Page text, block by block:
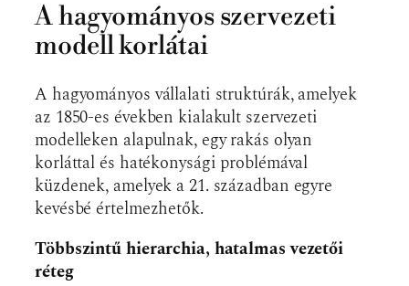
A hagyományos szervezeti
modell korlátai
A hagyományos vállalati struktúrák, amelyek
az 1850-es években kialakult szervezeti
modelleken alapulnak, egy rakás olyan
korláttal és hatékonysági problémával
küzdenek, amelyek a 21. században egyre
kevésbé értelmezhetők.
Többszintű hierarchia, hatalmas vezetői
réteg